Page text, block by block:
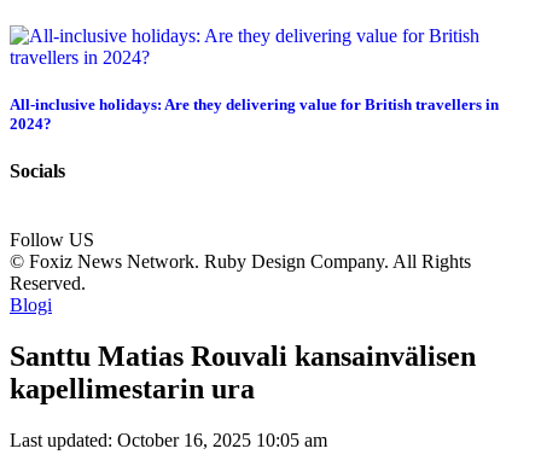
All-inclusive holidays: Are they delivering value for British travellers in
2024?
Socials
Follow US
© Foxiz News Network. Ruby Design Company. All Rights
Reserved.
Blogi
Santtu Matias Rouvali kansainvälisen
kapellimestarin ura
Last updated: October 16, 2025 10:05 am